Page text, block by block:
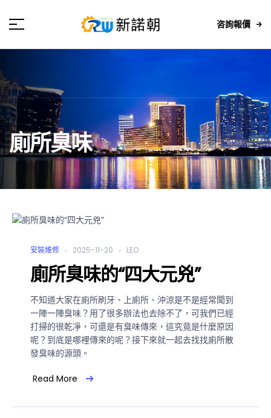
咨詢報價
廁所臭味
安裝維修 2025-11-20 LEO
廁所臭味的“四大元兇”
不知道大家在廁所刷牙、上廁所、沖涼是不是經常聞到
一陣一陣臭味？用了很多辦法也去除不了，可我們已經
打掃的很乾凈，可還是有臭味傳來，這究竟是什麼原因
呢？到底是哪裡傳來的呢？接下來就一起去找找廁所散
發臭味的源頭。
Read More